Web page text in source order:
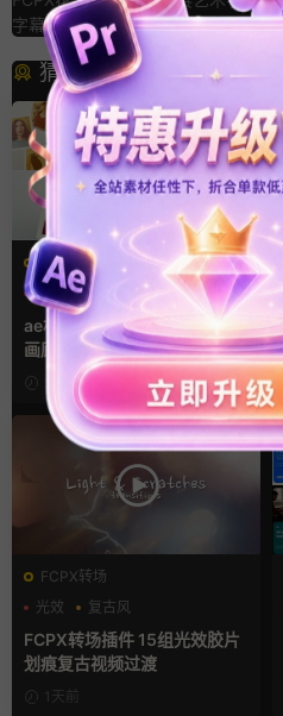
字幕条标题动画fcpx插件
猜你喜欢
AE模板
LOGO动画
三维 幻灯片
ae相册模板 多场景照片墙堆叠
画廊幻灯片宣传视频
2小时前
FCPX转场
光效
复古风
支持Intel+M芯片
FCPX转场插件 15组光效胶片
划痕复古视频过渡
1天前